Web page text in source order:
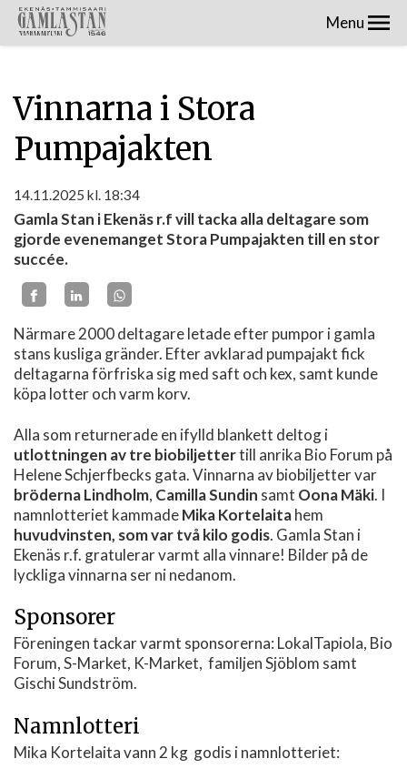
Menu
Vinnarna i Stora
Pumpajakten
14.11.2025 kl. 18:34
Gamla Stan i Ekenäs r.f vill tacka alla deltagare som
gjorde evenemanget Stora Pumpajakten till en stor
succée.
Närmare 2000 deltagare letade efter pumpor i gamla
stans kusliga gränder. Efter avklarad pumpajakt fick
deltagarna förfriska sig med saft och kex, samt kunde
köpa lotter och varm korv.
Alla som returnerade en ifylld blankett deltog i
utlottningen av tre biobiljettertill anrika Bio Forum på
Helene Schjerfbecks gata. Vinnarna av biobiljetter var
bröderna Lindholm, Camilla Sundin samt Oona Mäki. I
namnlotteriet kammadeMika Kortelaitahem
huvudvinsten, som var två kilo godis. Gamla Stan i
Ekenäs r.f. gratulerar varmt alla vinnare! Bilder på de
lyckliga vinnarna ser ni nedanom.
Sponsorer
Föreningen tackar varmt sponsorerna: LokalTapiola, Bio
Forum, S-Market, K-Market, familjen Sjöblom samt
Gischi Sundström.
Namnlotteri
Mika Kortelaita vann 2 kg godis i namnlotteriet: